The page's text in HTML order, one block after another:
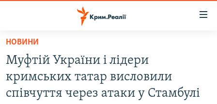
Перейти
основного
матеріалу
Перейти
до
НОВИНИ
ВОДА.КРИМ
ВІДЕО ТА ФОТО
НОВИНИ
Муфтій України і лідери
кримських татар висловили
співчуття через атаки у Стамбулі